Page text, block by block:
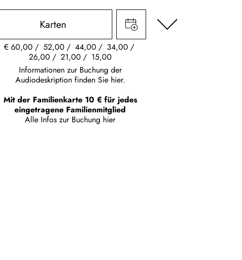
Karten
€60,00 52,00 44,00
34,00
26,00
21,00
15,00
Informationen zur Buchung der
Audiodeskription finden Sie hier.
Mit der Familienkarte 10 € für jedes
eingetragene Familienmitglied
Alle Infos zur Buchung hier